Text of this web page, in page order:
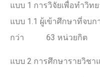
แบบ 1 การวิจัยเพื่อทำวิท
แบบ 1.1 ผู้เข้าศึกษาที่จบ
กว่า 63 หน่วยกิต
แบบ 2 การศึกษารายวิช